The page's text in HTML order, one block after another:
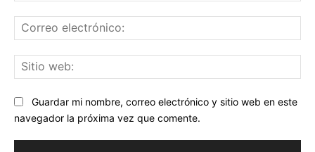
Guardar mi nombre, correo electrónico y sitio web en este
navegador la próxima vez que comente.